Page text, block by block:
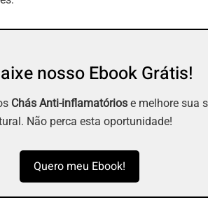
nosso Ebook Grátis!
Chás Anti-inflamatórios e melhore sua
Não perca esta oportunidade!
Quero meu Ebook!